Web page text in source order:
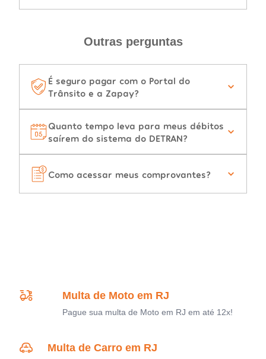
Outras perguntas
É seguro pagar com o Portal do
Trânsito e a Zapay?
Quanto tempo leva para meus débitos
saírem do sistema do DETRAN?
Como acessar meus comprovantes?
Multa de Moto em RJ
Pague sua multa de Moto em RJ em até 12x!
Multa de Carro em RJ